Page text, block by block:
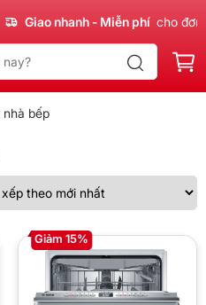
Giao nhanh - Miễn phí cho đơn 300k
bếp
Giảm 15%